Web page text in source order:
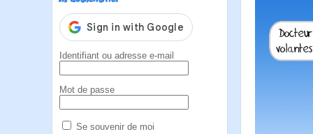
Identifiant ou adresse e-mail
Mot de passe
Se souvenir de moi